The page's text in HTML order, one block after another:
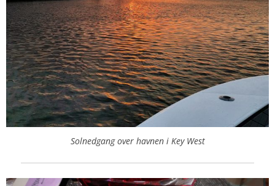
Solnedgang over havnen i Key West